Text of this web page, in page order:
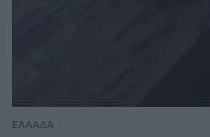
ΕΛΛΑΔΑ